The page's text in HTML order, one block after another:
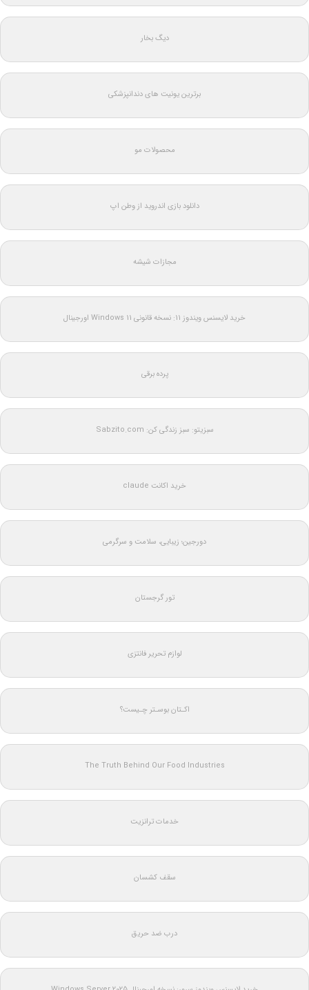
دیگ بخار
برترین یونیت های دندانپزشکی
محصولات مو
دانلود بازی اندروید از وطن اپ
مجازات شیشه
خرید لایسنس ویندوز 11: نسخه قانونی Windows 11 اورجینال
پرده برقی
سبزیتو: سبز زندگی کن: Sabzito.com
خرید اکانت claude
دورجین؛ زیبایی، سلامت و سرگرمی
تور گرجستان
لوازم تحریر فانتزی
اکـتان بوسـتر چـیست؟
The Truth Behind Our Food Industries
خدمات ترانزیت
سقف کشسان
درب ضد حریق